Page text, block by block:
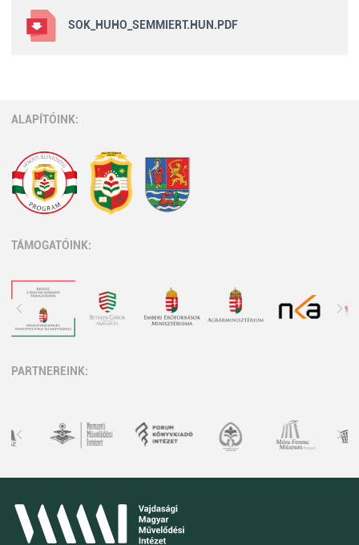
SOK_HUHO_SEMMIERT.HUN.PDF
ALAPÍTÓINK:
TÁMOGATÓINK:
PARTNEREINK: